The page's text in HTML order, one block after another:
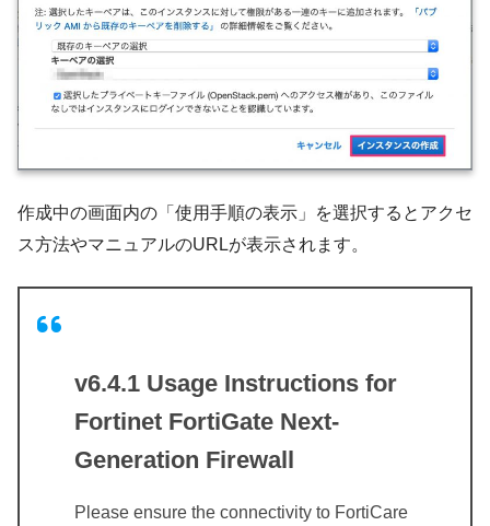
作成中の画面内の「使用手順の表示」を選択するとアクセ
ス方法やマニュアルのURLが表示されます。
v6.4.1 Usage Instructions for
Fortinet FortiGate Next-
Generation Firewall
Please ensure the connectivity to FortiCare